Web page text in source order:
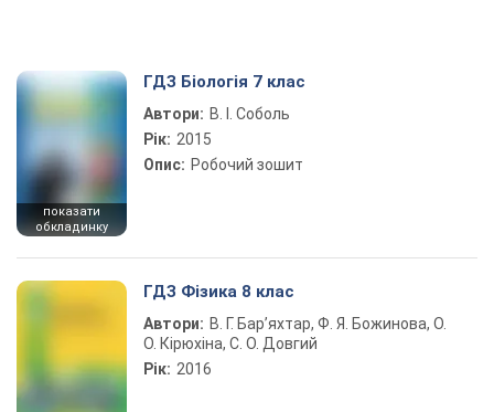
показати
обкладинку
ГДЗ Біологія 7 клас
Автори: В. І. Соболь
Рік: 2015
Опис: Робочий зошит
ГДЗ Фізика 8 клас
Автори: В. Г. Бар’яхтар, Ф. Я. Божинова, О.
О. Кірюхіна, С. О. Довгий
Рік: 2016